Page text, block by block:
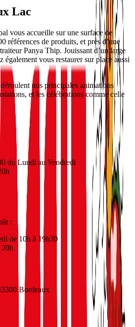
Lac
vous accueille sur une surface de
références de produits, et près d’une
Panya Thip. Jouissant d’un large
vous restaurer sur place aussi
nos principales animations
et les célébrations comme celle
du Lundi au Vendredi
:
de 10h à 19h30
Bordeaux